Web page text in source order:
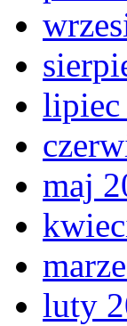
lipiec
maj
luty